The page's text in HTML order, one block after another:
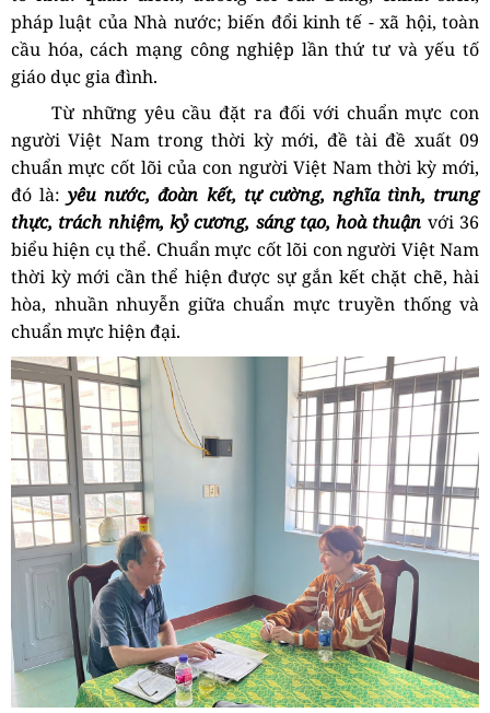
pháp luật của Nhà nước; biến đổi kinh tế - xã hội, toàn
cầu hóa, cách mạng công nghiệp lần thứ tư và yếu tố
giáo dục gia đình.
Từ những yêu cầu đặt ra đối với chuẩn mực con
người Việt Nam trong thời kỳ mới, đề tài đề xuất 09
chuẩn mực cốt lõi của con người Việt Nam thời kỳ mới,
đó là:yêu nước, đoàn kết, tự cường, nghĩa tình, trung
thực, trách nhiệm, kỷ cương, sáng tạo, hoà thuận với 36
biểu hiện cụ thể. Chuẩn mực cốt lõi con người Việt Nam
thời kỳ mới cần thể hiện được sự gắn kết chặt chẽ, hài
hòa, nhuần nhuyễn giữa chuẩn mực truyền thống và
chuẩn mực hiện đại.